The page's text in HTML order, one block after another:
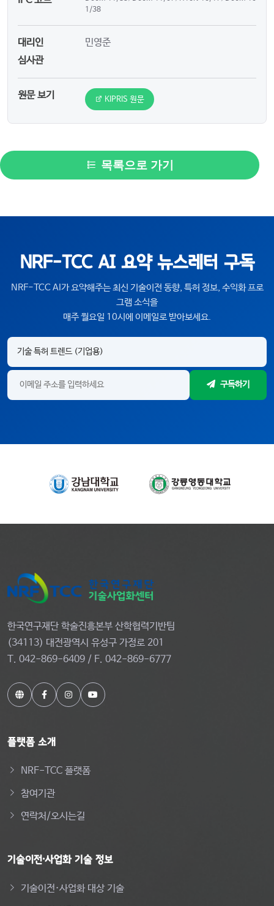
1/38
대리인
민영준
심사관
원문 보기 KIPRIS 원문
목록으로 가기
NRF-TCC AI 요약 뉴스레터 구독
NRF-TCC AI가 요약해주는 최신 기술이전 동향, 특허 정보, 수익화 프로
그램 소식을
매주 월요일 10시에 이메일로 받아보세요.
구독하기
한국연구재단 학술진흥본부 산학협력기반팀
(34113) 대전광역시 유성구 가정로 201
T. 042-869-6409 / F. 042-869-6777
플랫폼 소개
NRF-TCC 플랫폼
참여기관
연락처/오시는길
기술이전·사업화 기술 정보
기술이전·사업화 대상 기술